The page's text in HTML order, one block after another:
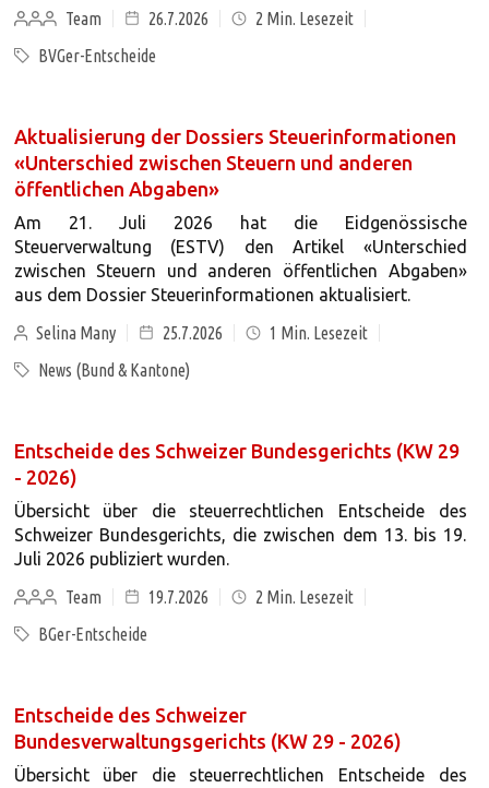
Team
26.7.2026 2 Min. Lesezeit
BVGer-Entscheide
Aktualisierung der Dossiers Steuerinformationen
«Unterschied zwischen Steuern und anderen
öffentlichen Abgaben»
Am 21. Juli 2026 hat die Eidgenössische
Steuerverwaltung (ESTV) den Artikel «Unterschied
zwischen Steuern und anderen öffentlichen Abgaben»
aus dem Dossier Steuerinformationen aktualisiert.
Selina Many
25.7.2026 1 Min. Lesezeit
News (Bund & Kantone)
Entscheide des Schweizer Bundesgerichts (KW 29
- 2026)
Übersicht über die steuerrechtlichen Entscheide des
Schweizer Bundesgerichts, die zwischen dem 13. bis 19.
Juli 2026 publiziert wurden.
Team
19.7.2026 2 Min. Lesezeit
BGer-Entscheide
Entscheide des Schweizer
Bundesverwaltungsgerichts (KW 29 - 2026)
Übersicht über die steuerrechtlichen Entscheide des